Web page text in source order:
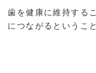
歯を健康に維持する
につながるというこ